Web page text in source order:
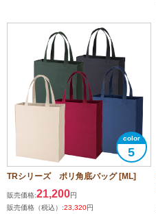
5
TRシリーズ ポリ角底バッグ [ML]
販売価格:21,200円
販売価格（税込）:23,320円